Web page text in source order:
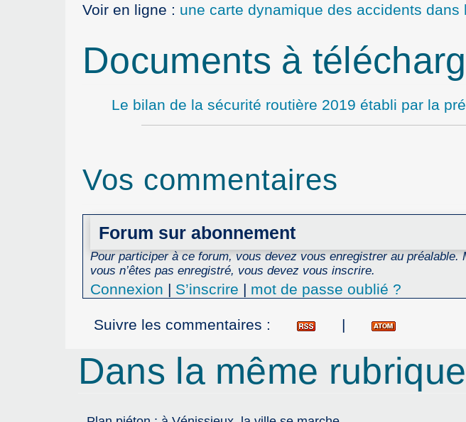
Voir en ligne : une carte dynamique des accidents dans
Documents à
Le bilan de la sécurité routière 2019 établi par la
Vos commentaires
Forum sur abonnement
Pour participer à ce forum, vous devez vous enregistrer au
vous n’êtes pas enregistré, vous devez vous inscrire.
Connexion | S’inscrire | mot de passe oublié ?
Suivre les commentaires : |
Dans la même